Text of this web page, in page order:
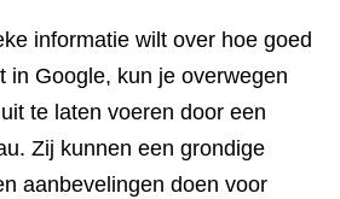
informatie wilt over hoe goed
in Google, kun je overwegen
te laten voeren door een
Zij kunnen een grondige
aanbevelingen doen voor